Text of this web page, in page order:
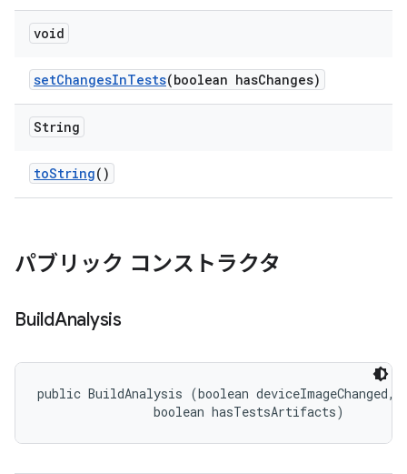
void
setChangesInTests(boolean hasChanges)
String
toString()
パブリック コンストラクタ
BuildAnalysis
public BuildAnalysis (boolean deviceImageChanged,
                boolean hasTestsArtifacts)